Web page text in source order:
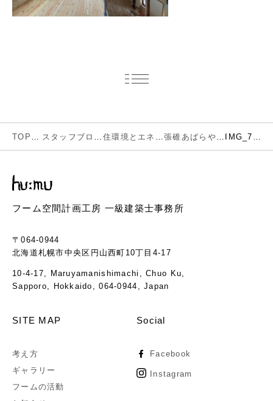
フーム空間計画工房 一級建築士事務所
〒064-0944
北海道札幌市中央区円山西町10丁目4-17
10-4-17, Maruyamanishimachi, Chuo Ku,
Sapporo, Hokkaido, 064-0944, Japan
SITE MAP
考え方
ギャラリー
フームの活動
Social
Facebook
Instagram